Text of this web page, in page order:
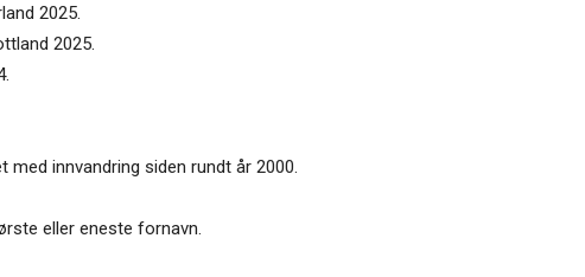
2025.
2025.
innvandring siden rundt år 2000.
eller eneste fornavn.